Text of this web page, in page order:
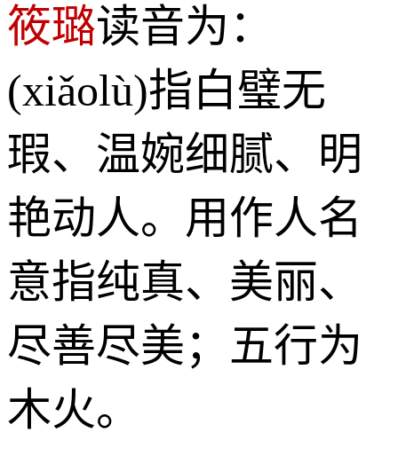
筱璐读音为：
(xiǎolù)指白璧无
瑕、温婉细腻、明
艳动人。用作人名
意指纯真、美丽、
尽善尽美；五行为
木火。